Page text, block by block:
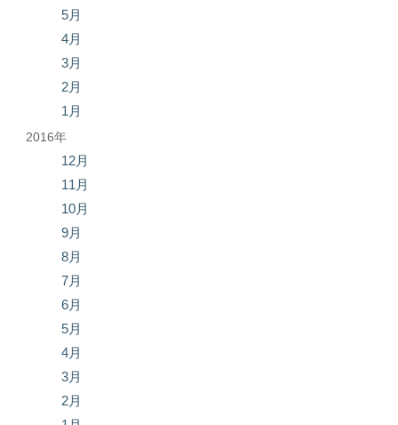
5月
4月
3月
2月
1月
2016年
12月
11月
10月
9月
8月
7月
6月
5月
4月
3月
2月